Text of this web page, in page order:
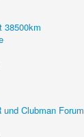
38500km
und Clubman Forum